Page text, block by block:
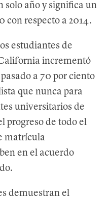
año y significa un
con respecto a 2014.
estudiantes de
incrementó
a 70 por ciento
que nunca para
universitarios de
progreso de todo el
matrícula
en el acuerdo
demuestran el